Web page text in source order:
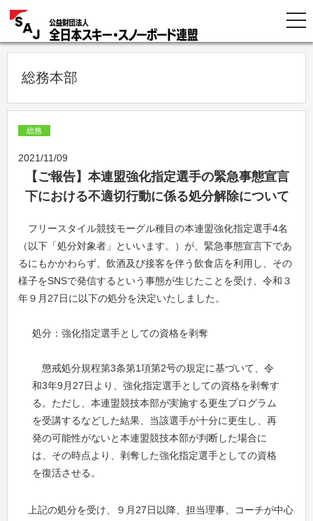
総務本部
総務
2021/11/09
【ご報告】本連盟強化指定選手の緊急事態宣言
下における不適切行動に係る処分解除について
フリースタイル競技モーグル種目の本連盟強化指定選手4名
（以下「処分対象者」といいます。）が、緊急事態宣言下であ
るにもかかわらず、飲酒及び接客を伴う飲食店を利用し、その
様子をSNSで発信するという事態が生じたことを受け、令和３
年９月27日に以下の処分を決定いたしました。
処分：強化指定選手としての資格を剥奪
懲戒処分規程第3条第1項第2号の規定に基づいて、令
和3年9月27日より、強化指定選手としての資格を剥奪す
る。ただし、本連盟競技本部が実施する更生プログラム
を受講するなどした結果、当該選手が十分に更生し、再
発の可能性がないと本連盟競技本部が判断した場合に
は、その時点より、剥奪した強化指定選手としての資格
を復活させる。
上記の処分を受け、９月 27日以降、担当理事、コーチが中心